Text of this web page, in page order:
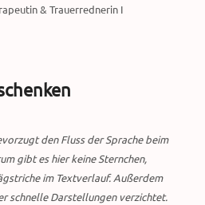
& Trauerrednerin I
den Fluss der Sprache beim
gibt es hier keine Sternchen,
im Textverlauf. Außerdem
schnelle Darstellungen verzichtet.